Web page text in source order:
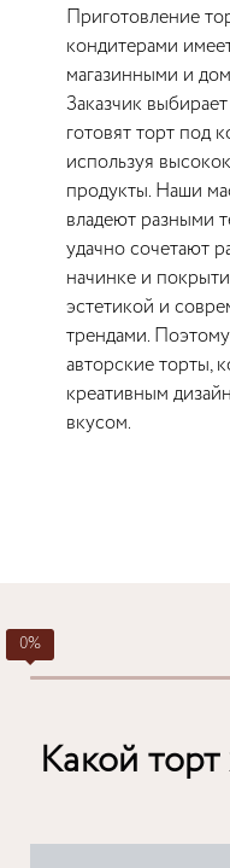
Приготовление
кондитерами
магазинными и
Заказчик
готовят торт под
используя
продукты. Наши
владеют разными
удачно сочетают
начинке и
эстетикой и
трендами.
авторские торты,
креативным
вкусом.
Какой торт